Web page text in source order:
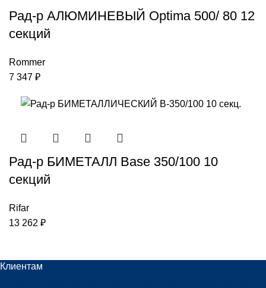
Рад-р АЛЮМИНЕВЫЙ Optima 500/ 80 12
секций
Rommer
7 347 ₽
Рад-р БИМЕТАЛЛ Base 350/100 10
секций
Rifar
13 262 ₽
Клиентам